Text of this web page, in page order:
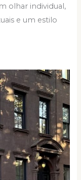
olhar individual,
e um estilo